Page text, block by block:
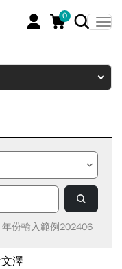
0
份輸入範例202406
澤